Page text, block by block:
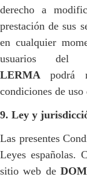
derecho a
prestación de sus
en cualquier
usuarios del
LERMA podrá
condiciones de uso
9. Ley y
Las presentes
Leyes españolas.
sitio web de